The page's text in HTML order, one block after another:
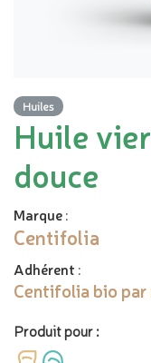
Huiles
Huile
douce
Marque:
Centifolia
Adhérent :
Centifolia bio par
Produit pour :